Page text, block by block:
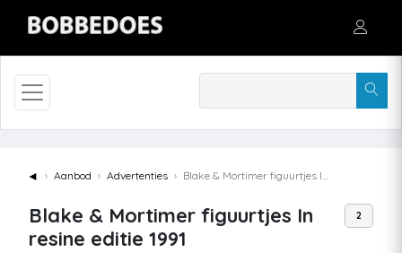
◄ Aanbod Advertenties Blake & Mortimer figuurtjes In resine editie 1991
Blake & Mortimer figuurtjes In
resine editie 1991
2